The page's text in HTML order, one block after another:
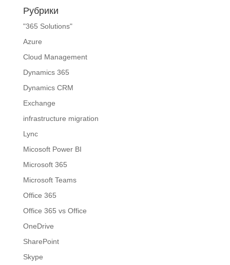
Рубрики
"365 Solutions"
Azure
Cloud Management
Dynamics 365
Dynamics CRM
Exchange
infrastructure migration
Lync
Micosoft Power BI
Microsoft 365
Microsoft Teams
Office 365
Office 365 vs Office
OneDrive
SharePoint
Skype